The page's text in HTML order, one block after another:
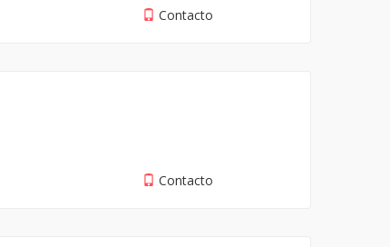
Contacto
Contacto